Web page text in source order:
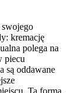
kremację
polega na
piecu
są oddawane
Ta forma